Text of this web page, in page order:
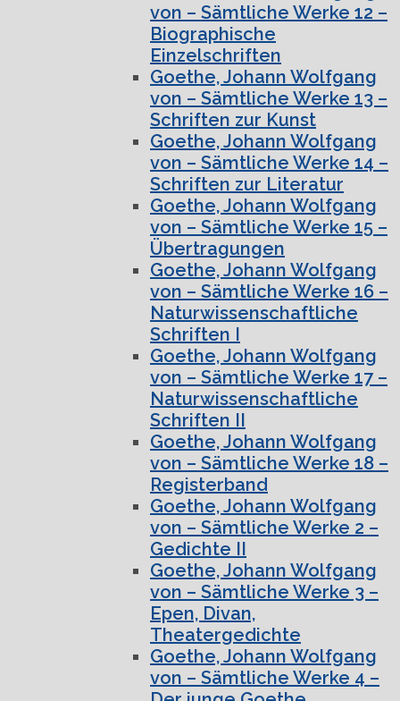
von – Sämtliche Werke 12 –
Biographische
Einzelschriften
Goethe, Johann Wolfgang
von – Sämtliche Werke 13 –
Schriften zur Kunst
Goethe, Johann Wolfgang
von – Sämtliche Werke 14 –
Schriften zur Literatur
Goethe, Johann Wolfgang
von – Sämtliche Werke 15 –
Übertragungen
Goethe, Johann Wolfgang
von – Sämtliche Werke 16 –
Naturwissenschaftliche
Schriften I
Goethe, Johann Wolfgang
von – Sämtliche Werke 17 –
Naturwissenschaftliche
Schriften II
Goethe, Johann Wolfgang
von – Sämtliche Werke 18 –
Registerband
Goethe, Johann Wolfgang
von – Sämtliche Werke 2 –
Gedichte II
Goethe, Johann Wolfgang
von – Sämtliche Werke 3 –
Epen, Divan,
Theatergedichte
Goethe, Johann Wolfgang
von – Sämtliche Werke 4 –